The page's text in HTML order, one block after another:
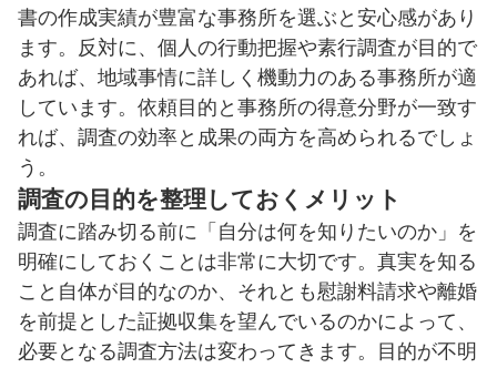
書の作成実績が豊富な事務所を選ぶと安心感があり
ます。反対に、個人の行動把握や素行調査が目的で
あれば、地域事情に詳しく機動力のある事務所が適
しています。依頼目的と事務所の得意分野が一致す
れば、調査の効率と成果の両方を高められるでしょ
う。
調査の目的を整理しておくメリット
調査に踏み切る前に「自分は何を知りたいのか」を
明確にしておくことは非常に大切です。真実を知る
こと自体が目的なのか、それとも慰謝料請求や離婚
を前提とした証拠収集を望んでいるのかによって、
必要となる調査方法は変わってきます。目的が不明